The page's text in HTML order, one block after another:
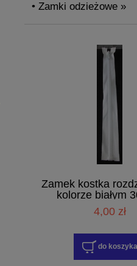
• Zamki odzieżowe »
Zamek kostka
kolorze białym
4,00 zł
do koszyka